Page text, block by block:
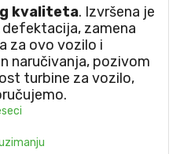
kvaliteta. Izvršena je
zamena
za ovo vozilo i
naručivanja, pozivom
turbine za vozilo,